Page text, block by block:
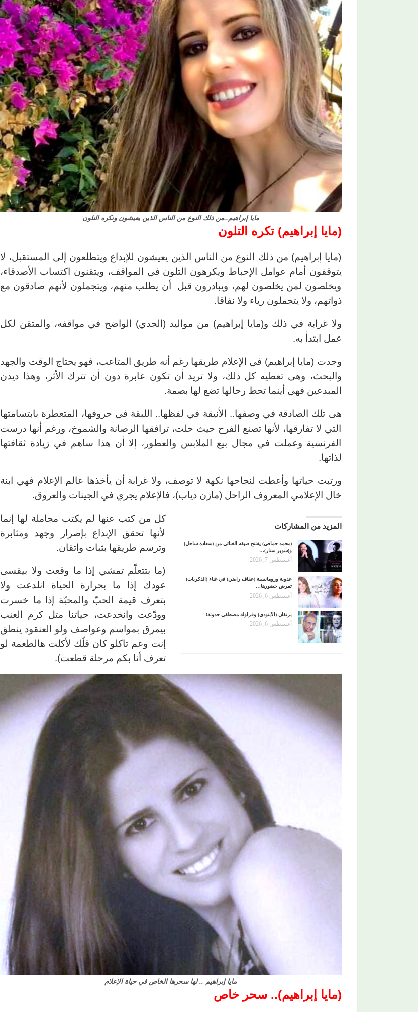
مايا إبراهيم..من ذلك النوع من الناس الذين يعيشون وتكره التلون
(مايا إبراهيم) تكره التلون
(مايا إبراهيم) من ذلك النوع من الناس الذين يعيشون للإبداع ويتطلعون إلى المستقبل، لا
يتوقفون أمام عوامل الإحباط ويكرهون التلون في المواقف، ويتقنون اكتساب الأصدقاء،
ويخلصون لمن يخلصون لهم، ويبادرون قبل أن يطلب منهم، ويتجملون لأنهم صادقون مع
ذواتهم، ولا يتجملون رياء ولا نفاقا.
ولا غرابة في ذلك و(مايا إبراهيم) من مواليد (الجدي) الواضح في مواقفه، والمتقن لكل
عمل ابتدأ به.
وجدت (مايا إبراهيم) في الإعلام طريقها رغم أنه طريق المتاعب، فهو يحتاج الوقت والجهد
والبحث، وهى تعطيه كل ذلك، ولا تريد أن تكون عابرة دون أن تترك الأثر، وهذا ديدن
المبدعين فهي أينما تحط رحالها تضع لها بصمة.
هى تلك الصادقة في وصفها.. الأنيقة في لفظها.. اللبقة في حروفها، المتعطرة بابتسامتها
التي لا تفارقها، لأنها تصنع الفرح حيث حلت، ترافقها الرصانة والشموخ، ورغم أنها درست
الفرنسية وعملت في مجال بيع الملابس والعطور، إلا أن هذا ساهم في زيادة ثقافتها
لذاتها.
ورتبت حياتها وأعطت لنجاحها نكهة لا توصف، ولا غرابة أن يأخذها عالم الإعلام فهي ابنة
خال الإعلامي المعروف الراحل (مازن دياب)، فالإعلام يجري في الجينات والعروق.
المزيد من المشاركات
(محمد حماقي) يفتتح صيفه الغنائي من (سعادة ساحل)
و(سوبر ستار)…
أغسطس 7, 2026
عذوبة ورومانسية (عفاف راضي) في غناء (الذكريات)
تفرض حضورها…
أغسطس 6, 2026
برتقان (الأبنودي) وفراولة مصطفى حدوتة!
أغسطس 6, 2026
كل من كتب عنها لم يكتب مجاملة لها إنما
لأنها تحقق الإبداع بإصرار وجهد ومثابرة
وترسم طريقها بثبات واتقان.
(ما بتتعلّم تمشي إذا ما وقعت ولا بيقسى
عودك إذا ما بحرارة الحياة انلدعت ولا
بتعرف قيمة الحبّ والمحبّة إذا ما خسرت
وودّعت وانخدعت، حياتنا متل كرم العنب
بيمرق بمواسم وعواصف ولو العنقود ينطق
إنت وعم تاكلو كان قلّك لأكلت هالطعمة لو
تعرف أنا بكم مرحلة قطعت).
مايا إبراهيم .. لها سحرها الخاص في حياة الإعلام
(مايا إبراهيم).. سحر خاص